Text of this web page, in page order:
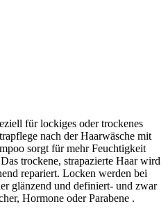
für lockiges oder trockenes
nach der Haarwäsche mit
sorgt für mehr Feuchtigkeit
trockene, strapazierte Haar wird
repariert. Locken werden bei
glänzend und definiert- und zwar
Hormone oder Parabene .